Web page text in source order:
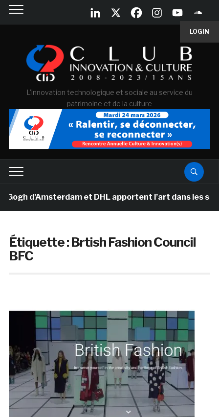
LOGIN
L'innovation technologique et sociale au service du
patrimoine et de la culture
d’Amsterdam et DHL apportent l’art dans les salles
Étiquette :Brtish Fashion Council
BFC